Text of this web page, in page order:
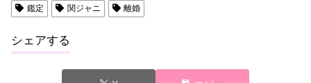
鑑定 関ジャニ 離婚
シェアする